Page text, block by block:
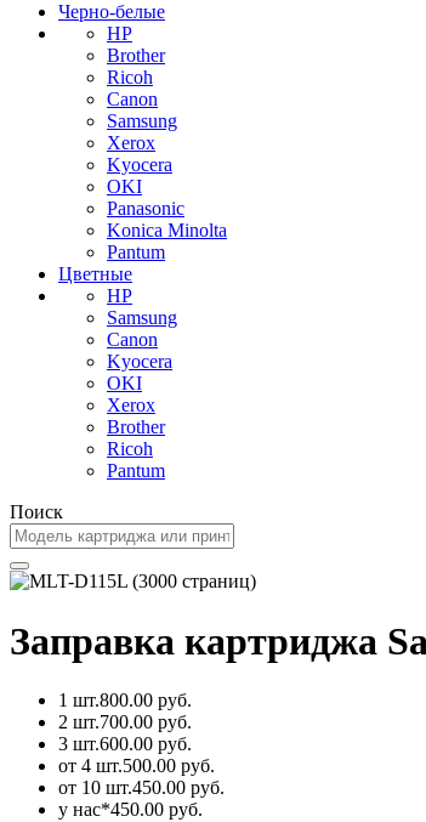
Черно-белые
HP
Brother
Ricoh
Canon
Samsung
Xerox
Kyocera
OKI
Panasonic
Konica Minolta
Pantum
Цветные
HP
Samsung
Canon
Kyocera
OKI
Xerox
Brother
Ricoh
Pantum
Поиск
Заправка картриджа
1 шт.800.00 руб.
2 шт.700.00 руб.
3 шт.600.00 руб.
от 4 шт.500.00 руб.
от 10 шт.450.00 руб.
у нас*450.00 руб.